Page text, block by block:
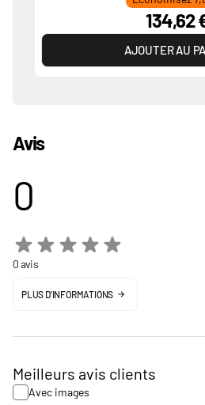
134,62
AJOUTER AU
Avis
0
0 avis
PLUS D'INFORMATIONS
Meilleurs avis clients
Avec images